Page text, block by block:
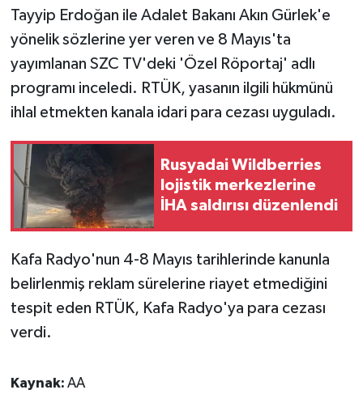
Tayyip Erdoğan ile Adalet Bakanı Akın Gürlek'e
yönelik sözlerine yer veren ve 8 Mayıs'ta
yayımlanan SZC TV'deki 'Özel Röportaj' adlı
programı inceledi. RTÜK, yasanın ilgili hükmünü
ihlal etmekten kanala idari para cezası uyguladı.
Rusyadai Wildberries
lojistik merkezlerine
İHA saldırısı düzenlendi
Kafa Radyo'nun 4-8 Mayıs tarihlerinde kanunla
belirlenmiş reklam sürelerine riayet etmediğini
tespit eden RTÜK, Kafa Radyo'ya para cezası
verdi.
Kaynak: AA